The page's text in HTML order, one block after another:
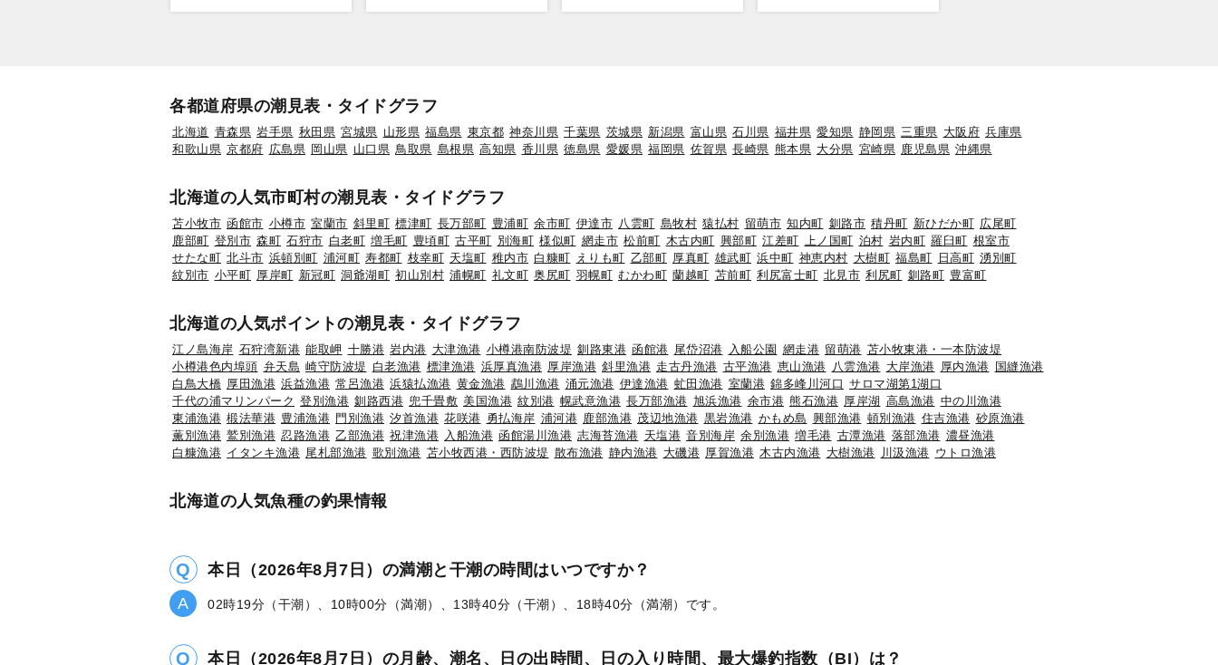
各都道府県の潮見表・タイドグラフ
北海道 青森県 岩手県 秋田県 宮城県 山形県 福島県 東京都 神奈川県 千葉県 茨城県 新潟県 富山県 石川県 福井県 愛知県 静岡県 三重県 大阪府 兵庫県
和歌山県 京都府 広島県 岡山県 山口県 鳥取県 島根県 高知県 香川県 徳島県 愛媛県 福岡県 佐賀県 長崎県 熊本県 大分県 宮崎県 鹿児島県 沖縄県
北海道の人気市町村の潮見表・タイドグラフ
苫小牧市 函館市 小樽市 室蘭市 斜里町 標津町 長万部町 豊浦町 余市町 伊達市 八雲町 島牧村 猿払村 留萌市 知内町 釧路市 積丹町 新ひだか町 広尾町
鹿部町 登別市 森町 石狩市 白老町 増毛町 豊頃町 古平町 別海町 様似町 網走市 松前町 木古内町 興部町 江差町 上ノ国町 泊村 岩内町 羅臼町 根室市
せたな町 北斗市 浜頓別町 浦河町 寿都町 枝幸町 天塩町 稚内市 白糠町 えりも町 乙部町 厚真町 雄武町 浜中町 神恵内村 大樹町 福島町 日高町 湧別町
紋別市 小平町 厚岸町 新冠町 洞爺湖町 初山別村 浦幌町 礼文町 奥尻町 羽幌町 むかわ町 蘭越町 苫前町 利尻富士町 北見市 利尻町 釧路町 豊富町
北海道の人気ポイントの潮見表・タイドグラフ
江ノ島海岸 石狩湾新港 能取岬 十勝港 岩内港 大津漁港 小樽港南防波堤 釧路東港 函館港 尾岱沼港 入船公園 網走港 留萌港 苫小牧東港・一本防波堤
小樽港色内埠頭 弁天島 崎守防波堤 白老漁港 標津漁港 浜厚真漁港 厚岸漁港 斜里漁港 走古丹漁港 古平漁港 恵山漁港 八雲漁港 大岸漁港 厚内漁港 国縫漁港
白鳥大橋 厚田漁港 浜益漁港 常呂漁港 浜猿払漁港 黄金漁港 鵡川漁港 涌元漁港 伊達漁港 虻田漁港 室蘭港 錦多峰川河口 サロマ湖第1湖口
千代の浦マリンパーク 登別漁港 釧路西港 兜千畳敷 美国漁港 紋別港 幌武意漁港 長万部漁港 旭浜漁港 余市港 熊石漁港 厚岸湖 高島漁港 中の川漁港
東浦漁港 椴法華港 豊浦漁港 門別漁港 汐首漁港 花咲港 勇払海岸 浦河港 鹿部漁港 茂辺地漁港 黒岩漁港 かもめ島 興部漁港 頓別漁港 住吉漁港 砂原漁港
薫別漁港 鷲別漁港 忍路漁港 乙部漁港 祝津漁港 入船漁港 函館湯川漁港 志海苔漁港 天塩港 音別海岸 余別漁港 増毛港 古潭漁港 落部漁港 濃昼漁港
白糠漁港 イタンキ漁港 尾札部漁港 歌別漁港 苫小牧西港・西防波堤 散布漁港 静内漁港 大磯港 厚賀漁港 木古内漁港 大樹漁港 川汲漁港 ウトロ漁港
北海道の人気魚種の釣果情報
本日（2026年8月7日）の満潮と干潮の時間はいつですか？
02時19分（干潮）、10時00分（満潮）、13時40分（干潮）、18時40分（満潮）です。
本日（2026年8月7日）の月齢、潮名、日の出時間、日の入り時間、最大爆釣指数（BI）は？